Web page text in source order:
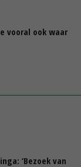
vooral ook waar
‘Bezoek van